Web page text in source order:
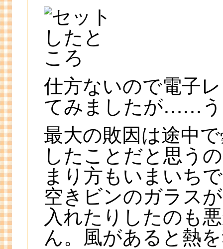
仕方ないので電子
てみましたが……
最大の敗因は途中
したことだと思う
まり方もいまいち
空きビンのガラス
入れたりしたのも
ん。風があると熱